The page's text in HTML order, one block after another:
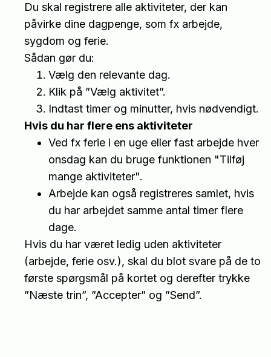
Du skal registrere alle aktiviteter, der kan
påvirke dine dagpenge, som fx arbejde,
sygdom og ferie.
Sådan gør du:
Vælg den relevante dag.
Klik på ”Vælg aktivitet”.
Indtast timer og minutter, hvis nødvendigt.
Hvis du har flere ens aktiviteter
Ved fx ferie i en uge eller fast arbejde hver
onsdag kan du bruge funktionen "Tilføj
mange aktiviteter".
Arbejde kan også registreres samlet, hvis
du har arbejdet samme antal timer flere
dage.
Hvis du har været ledig uden aktiviteter
(arbejde, ferie osv.), skal du blot svare på de to
første spørgsmål på kortet og derefter trykke
”Næste trin”, ”Accepter” og ”Send”.